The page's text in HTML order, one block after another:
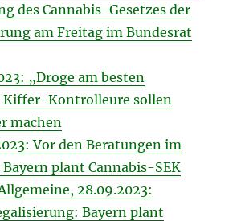
des Cannabis-Gesetzes der
am Freitag im Bundesrat
„Droge am besten
Kiffer-Kontrolleure sollen
machen
Vor den Beratungen im
plant Cannabis-SEK
28.09.2023:
Bayern plant